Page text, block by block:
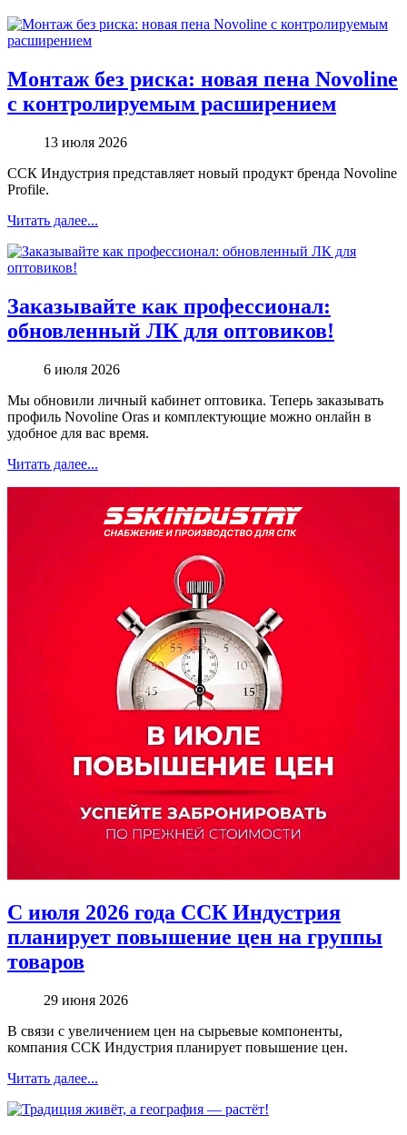
Монтаж без риска: новая пена Novoline
с контролируемым расширением
13 июля 2026
ССК Индустрия представляет новый продукт бренда Novoline
Profile.
Читать далее...
Заказывайте как профессионал:
обновленный ЛК для оптовиков!
6 июля 2026
Мы обновили личный кабинет оптовика. Теперь заказывать
профиль Novoline Oras и комплектующие можно онлайн в
удобное для вас время.
Читать далее...
С июля 2026 года ССК Индустрия
планирует повышение цен на группы
товаров
29 июня 2026
В связи с увеличением цен на сырьевые компоненты,
компания ССК Индустрия планирует повышение цен.
Читать далее...